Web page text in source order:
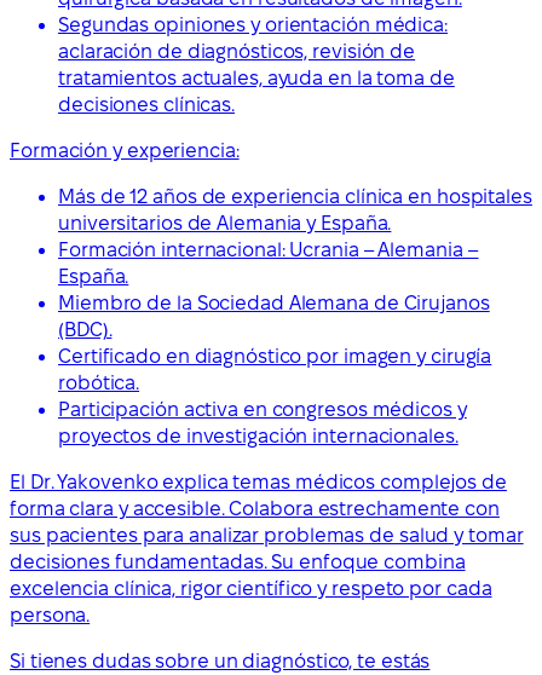
Segundas opiniones y orientación médica:
aclaración de diagnósticos, revisión de
tratamientos actuales, ayuda en la toma de
decisiones clínicas.
Formación y experiencia:
Más de 12 años de experiencia clínica en hospitales
universitarios de Alemania y España.
Formación internacional: Ucrania – Alemania –
España.
Miembro de la Sociedad Alemana de Cirujanos
(BDC).
Certificado en diagnóstico por imagen y cirugía
robótica.
Participación activa en congresos médicos y
proyectos de investigación internacionales.
El Dr. Yakovenko explica temas médicos complejos de
forma clara y accesible. Colabora estrechamente con
sus pacientes para analizar problemas de salud y tomar
decisiones fundamentadas. Su enfoque combina
excelencia clínica, rigor científico y respeto por cada
persona.
Si tienes dudas sobre un diagnóstico, te estás